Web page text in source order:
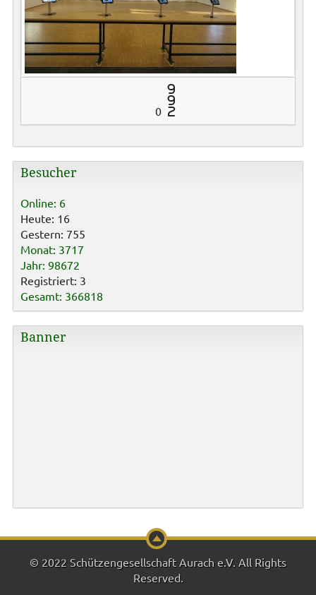
0
9
9
2
Besucher
Online: 6
Heute: 16
Gestern: 755
Monat: 3717
Jahr: 98672
Registriert: 3
Gesamt: 366818
Banner
© 2022 Schützengesellschaft Aurach e.V. All Rights
Reserved.